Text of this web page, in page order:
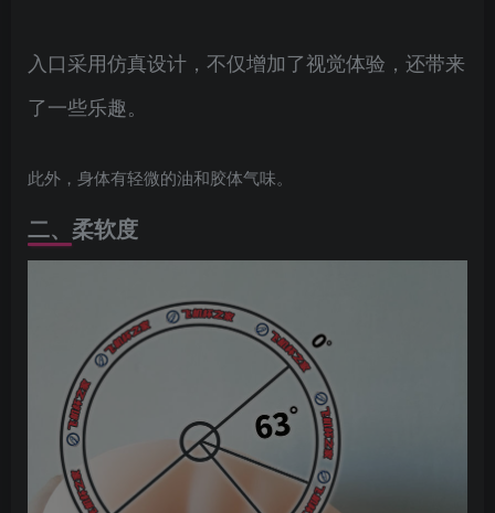
入口采用仿真设计，不仅增加了视觉体验，还带来
了一些乐趣。
此外，身体有轻微的油和胶体气味。
二、柔软度